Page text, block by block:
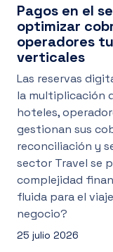
Pagos en el
optimizar
operadores
verticales
Las reservas
la multiplicación
hoteles,
gestionan sus
reconciliación y
sector Travel se
complejidad
fluida para el
negocio?
25 julio 2026